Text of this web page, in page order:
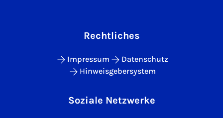
Rechtliches
Impressum
Datenschutz
Hinweisgebersystem
Soziale Netzwerke